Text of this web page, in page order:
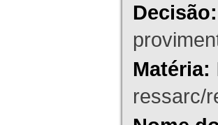
Decisão:
Matéria:
ressarc/